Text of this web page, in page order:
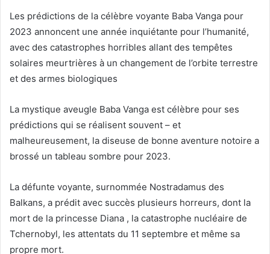
Les prédictions de la célèbre voyante Baba Vanga pour
2023 annoncent une année inquiétante pour l’humanité,
avec des catastrophes horribles allant des tempêtes
solaires meurtrières à un changement de l’orbite terrestre
et des armes biologiques
La mystique aveugle Baba Vanga est célèbre pour ses
prédictions qui se réalisent souvent – ​​et
malheureusement, la diseuse de bonne aventure notoire a
brossé un tableau sombre pour 2023.
La défunte voyante, surnommée Nostradamus des
Balkans, a prédit avec succès plusieurs horreurs, dont la
mort de la princesse Diana , la catastrophe nucléaire de
Tchernobyl, les attentats du 11 septembre et même sa
propre mort.